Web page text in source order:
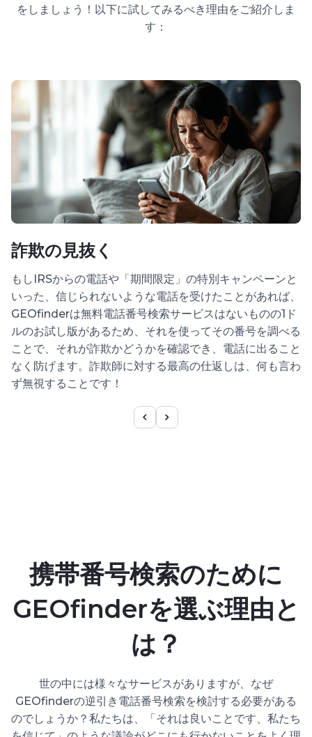
をしましょう！以下に試してみるべき理由をご紹介しま
す：
詐欺の見抜く
もしIRSからの電話や「期間限定」の特別キャンペーンと
いった、信じられないような電話を受けたことがあれば、
GEOfinderは無料電話番号検索サービスはないものの1ド
ルのお試し版があるため、それを使ってその番号を調べる
ことで、それが詐欺かどうかを確認でき、電話に出ること
なく防げます。詐欺師に対する最高の仕返しは、何も言わ
ず無視することです！
携帯番号検索のために
GEOfinderを選ぶ理由と
は？
世の中には様々なサービスがありますが、なぜ
GEOfinderの逆引き電話番号検索を検討する必要がある
のでしょうか？私たちは、「それは良いことです、私たち